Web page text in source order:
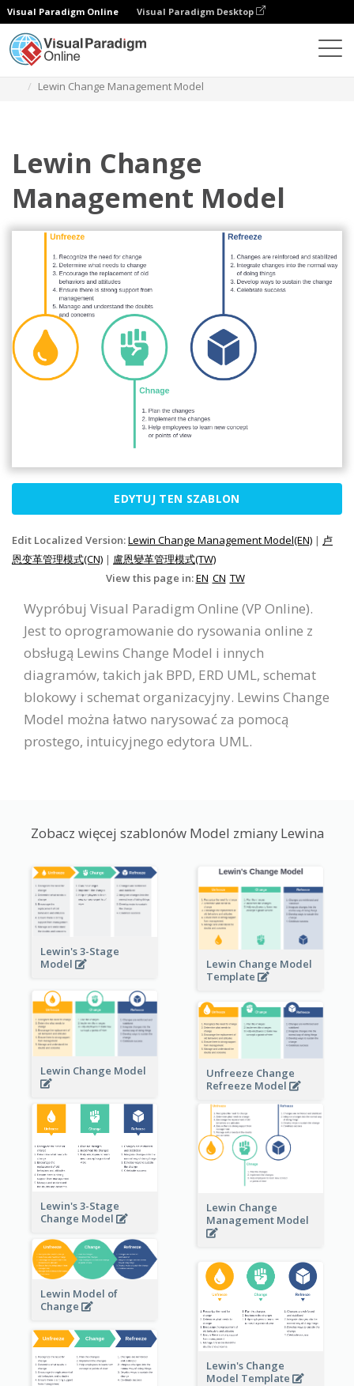
Visual Paradigm Online Visual Paradigm Desktop
Lewin Change Management Model
Lewin Change
Management Model
EDYTUJ TEN SZABLON
Edit Localized Version:Lewin Change Management Model(EN) | 卢
恩变革管理模式(CN) | 盧恩變革管理模式(TW)
View this page in:EN CN TW
Wypróbuj Visual Paradigm Online (VP Online).
Jest to oprogramowanie do rysowania online z
obsługą Lewins Change Model i innych
diagramów, takich jak BPD, ERD UML, schemat
blokowy i schemat organizacyjny. Lewins Change
Model można łatwo narysować za pomocą
prostego, intuicyjnego edytora UML.
Zobacz więcej szablonów Model zmiany Lewina
Lewin's 3-Stage
Model
Lewin Change Model
Template
Lewin Change Model
Unfreeze Change
Refreeze Model
Lewin's 3-Stage
Change Model
Lewin Change
Management Model
Lewin Model of
Change
Lewin's Change
Model Template